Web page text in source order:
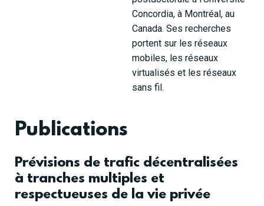
Concordia, à Montréal, au
Canada. Ses recherches
portent sur les réseaux
mobiles, les réseaux
virtualisés et les réseaux
sans fil.
Publications
Prévisions de trafic décentralisées
à tranches multiples et
respectueuses de la vie privée